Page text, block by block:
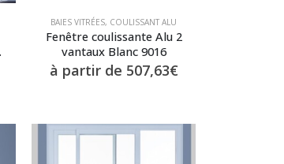
BAIES VITRÉES, COULISSANT ALU
Fenêtre coulissante Alu 2
vantaux Blanc 9016
à partir de 507,63€